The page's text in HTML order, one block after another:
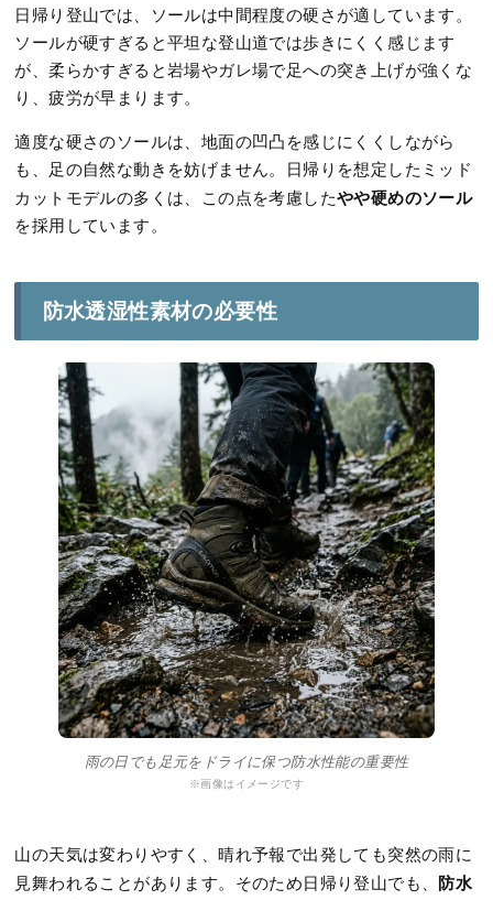
日帰り登山では、ソールは中間程度の硬さが適しています。
ソールが硬すぎると平坦な登山道では歩きにくく感じます
が、柔らかすぎると岩場やガレ場で足への突き上げが強くな
り、疲労が早まります。
適度な硬さのソールは、地面の凹凸を感じにくくしながら
も、足の自然な動きを妨げません。日帰りを想定したミッド
カットモデルの多くは、この点を考慮したやや硬めのソール
を採用しています。
防水透湿性素材の必要性
雨の日でも足元をドライに保つ防水性能の重要性
※画像はイメージです
山の天気は変わりやすく、晴れ予報で出発しても突然の雨に
見舞われることがあります。そのため日帰り登山でも、 防水